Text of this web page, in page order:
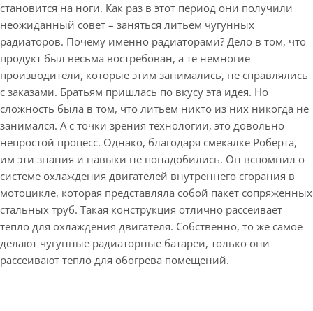
становится на ноги. Как раз в этот период они получили
неожиданный совет – заняться литьем чугунных
радиаторов. Почему именно радиаторами? Дело в том, что
продукт был весьма востребован, а те немногие
производители, которые этим занимались, не справлялись
с заказами. Братьям пришлась по вкусу эта идея. Но
сложность была в том, что литьем никто из них никогда не
занимался. А с точки зрения технологии, это довольно
непростой процесс. Однако, благодаря смекалке Роберта,
им эти знания и навыки не понадобились. Он вспомнил о
системе охлаждения двигателей внутреннего сгорания в
мотоцикле, которая представляла собой пакет сопряженных
стальных труб. Такая конструкция отлично рассеивает
тепло для охлаждения двигателя. Собственно, то же самое
делают чугунные радиаторные батареи, только они
рассеивают тепло для обогрева помещений.